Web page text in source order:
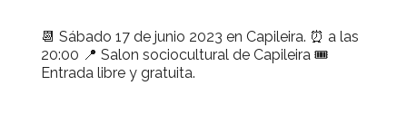
📆 Sábado 17 de junio 2023 en Capileira. ⏰ a las
20:00 📍 Salon sociocultural de Capileira 🎟
Entrada libre y gratuita.